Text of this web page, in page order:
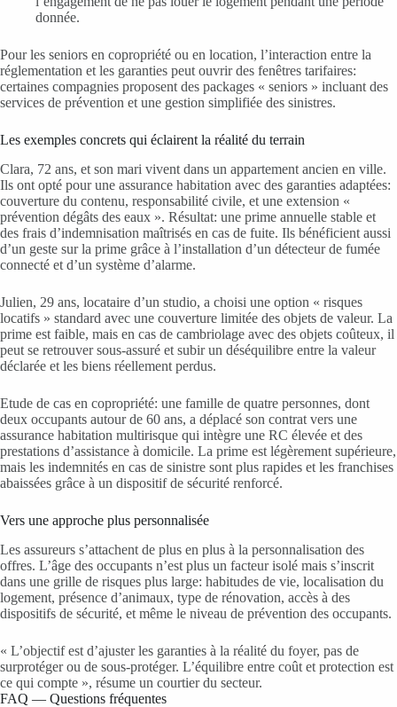
donnée.
Pour les seniors en copropriété ou en location, l’interaction entre la
réglementation et les garanties peut ouvrir des fenêtres tarifaires:
certaines compagnies proposent des packages « seniors » incluant des
services de prévention et une gestion simplifiée des sinistres.
Les exemples concrets qui éclairent la réalité du terrain
Clara, 72 ans, et son mari vivent dans un appartement ancien en ville.
Ils ont opté pour une assurance habitation avec des garanties adaptées:
couverture du contenu, responsabilité civile, et une extension «
prévention dégâts des eaux ». Résultat: une prime annuelle stable et
des frais d’indemnisation maîtrisés en cas de fuite. Ils bénéficient aussi
d’un geste sur la prime grâce à l’installation d’un détecteur de fumée
connecté et d’un système d’alarme.
Julien, 29 ans, locataire d’un studio, a choisi une option « risques
locatifs » standard avec une couverture limitée des objets de valeur. La
prime est faible, mais en cas de cambriolage avec des objets coûteux, il
peut se retrouver sous-assuré et subir un déséquilibre entre la valeur
déclarée et les biens réellement perdus.
Etude de cas en copropriété: une famille de quatre personnes, dont
deux occupants autour de 60 ans, a déplacé son contrat vers une
assurance habitation multirisque qui intègre une RC élevée et des
prestations d’assistance à domicile. La prime est légèrement supérieure,
mais les indemnités en cas de sinistre sont plus rapides et les franchises
abaissées grâce à un dispositif de sécurité renforcé.
Vers une approche plus personnalisée
Les assureurs s’attachent de plus en plus à la personnalisation des
offres. L’âge des occupants n’est plus un facteur isolé mais s’inscrit
dans une grille de risques plus large: habitudes de vie, localisation du
logement, présence d’animaux, type de rénovation, accès à des
dispositifs de sécurité, et même le niveau de prévention des occupants.
« L’objectif est d’ajuster les garanties à la réalité du foyer, pas de
surprotéger ou de sous-protéger. L’équilibre entre coût et protection est
ce qui compte », résume un courtier du secteur.
FAQ — Questions fréquentes